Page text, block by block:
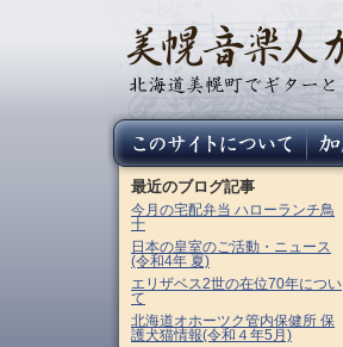
最近のブログ記事
今月の宅配弁当 ハローランチ鳥
十
日本の皇室のご活動・ニュース
(令和4年 夏)
エリザベス2世の在位70年につい
て
北海道オホーツク管内保健所 保
護犬猫情報(令和４年5月)